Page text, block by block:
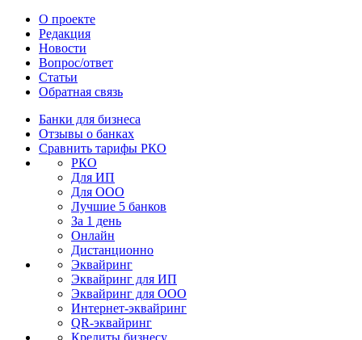
О проекте
Редакция
Новости
Вопрос/ответ
Статьи
Обратная связь
Банки для бизнеса
Отзывы о банках
Сравнить тарифы РКО
РКО
Для ИП
Для ООО
Лучшие 5 банков
За 1 день
Онлайн
Дистанционно
Эквайринг
Эквайринг для ИП
Эквайринг для ООО
Интернет-эквайринг
QR-эквайринг
Кредиты бизнесу